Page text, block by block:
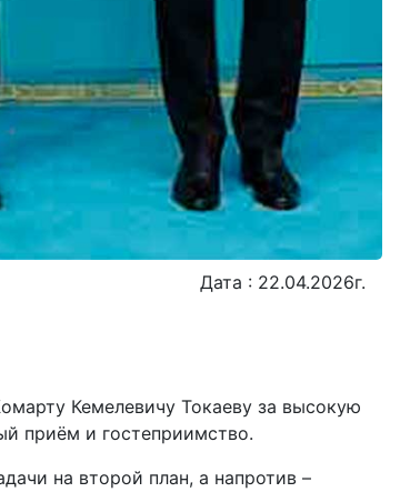
Дата : 22.04.2026г.
Кемелевичу Токаеву за высокую
приём и гостеприимство.
на второй план, а напротив –